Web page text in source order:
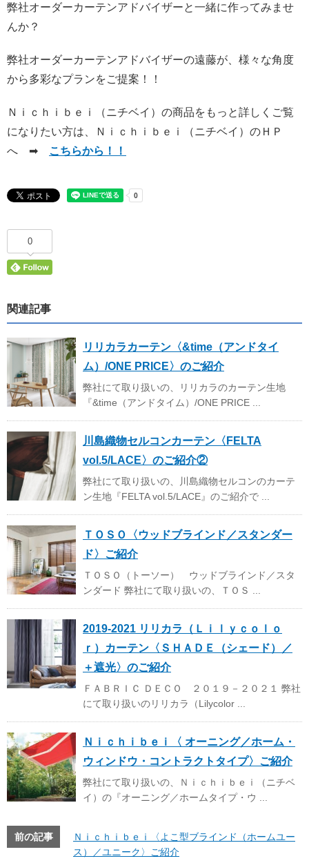
弊社オーダーカーテンアドバイザーと一緒に作ってみませ
んか？
弊社オーダーカーテンアドバイザーの遠藤が、様々な角度
から多彩なプランをご提案！！
Ｎｉｃｈｉｂｅｉ（ニチベイ）の商品をもっと詳しくご覧
になりたい方は、Ｎｉｃｈｉｂｅｉ（ニチベイ）のＨＰ
へ ➡ こちらから！！
0
関連記事
リリカラカーテン〈&time（アンドタイ
ム）/ONE PRICE〉のご紹介
弊社にて取り扱いの、リリカラのカーテン生地
『&time（アンドタイム）/ONE PRICE ...
川島織物セルコンカーテン〈FELTA
vol.5/LACE〉のご紹介②
弊社にて取り扱いの、川島織物セルコンのカーテ
ン生地『FELTA vol.5/LACE』のご紹介で ...
ＴＯＳＯ〈ウッドブラインド／スタンダー
ド〉ご紹介
ＴＯＳＯ（トーソー） ウッドブラインド／スタ
ンダード 弊社にて取り扱いの、ＴＯＳ ...
2019-2021 リリカラ（Ｌｉｌｙｃｏｌｏ
ｒ）カーテン〈ＳＨＡＤＥ（シェード）／
＋遮光〉のご紹介
ＦＡＢＲＩＣ ＤＥＣＯ ２０１９－２０２１ 弊社
にて取り扱いのリリカラ（Lilycolor ...
Ｎｉｃｈｉｂｅｉ〈 オーニング／ホーム・
ウィンドウ・コントラクトタイプ〉ご紹介
弊社にて取り扱いの、Ｎｉｃｈｉｂｅｉ（ニチベ
イ）の『オーニング／ホームタイプ・ウ ...
前の記事
Ｎｉｃｈｉｂｅｉ〈よこ型ブラインド（ホームユー
ス）／ユニーク〉ご紹介